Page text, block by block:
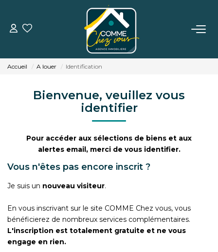
VENTE
ESTIMATION
BIENS VENDUS
L'AGENCE
CONTACT
Accueil A louer Identification
Bienvenue, veuillez vous
identifier
Pour accéder aux sélections de biens et aux
alertes email, merci de vous identifier.
Vous n'êtes pas encore inscrit ?
Je suis un nouveau visiteur.
En vous inscrivant sur le site COMME Chez vous, vous
bénéficierez de nombreux services complémentaires.
L'inscription est totalement gratuite et ne vous
engage en rien.